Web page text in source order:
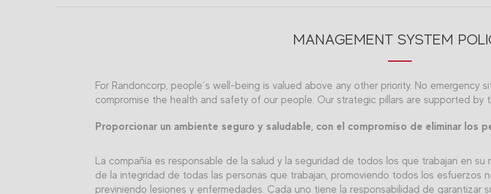
MANAGEMENT SYSTEM
For Randoncorp, people´s well-being is valued above any other priority. No emergency
compromise the health and safety of our people. Our strategic pillars are supported by
Proporcionar un ambiente seguro y saludable, con el compromiso de eliminar los
La compañía es responsable de la salud y la seguridad de todos los que trabajan en su
de la integridad de todas las personas que trabajan, promoviendo todos los esfuerzos
previniendo lesiones y enfermedades. Cada uno tiene la responsabilidad de garantizar